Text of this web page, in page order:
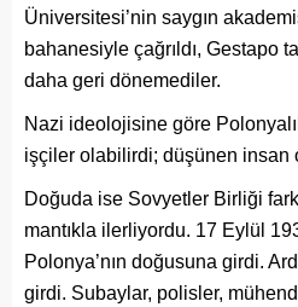
Üniversitesi’nin saygın
bahanesiyle çağrıldı, Gestapo
daha geri dönemediler.
Nazi ideolojisine göre
işçiler olabilirdi; düşünen insan
Doğuda ise Sovyetler Birliği
mantıkla ilerliyordu. 17 Eylül
Polonya’nın doğusuna girdi.
girdi. Subaylar, polisler,